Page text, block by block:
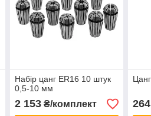
Набір цанг ER16 10 штук
0,5-10 мм
2 153₴/комплект 264